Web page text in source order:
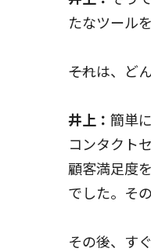
たなツール
――それは、
井上： 簡単
コンタクト
顧客満足度
でした。そ
その後、す